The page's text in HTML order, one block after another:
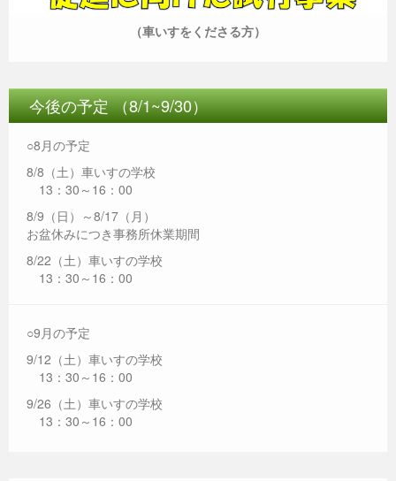
（車いすをくださる方）
今後の予定 （8/1~9/30）
○8月の予定
8/8（土）車いすの学校
13：30～16：00
8/9（日）～8/17（月）
お盆休みにつき事務所休業期間
8/22（土）車いすの学校
13：30～16：00
○9月の予定
9/12（土）車いすの学校
13：30～16：00
9/26（土）車いすの学校
13：30～16：00